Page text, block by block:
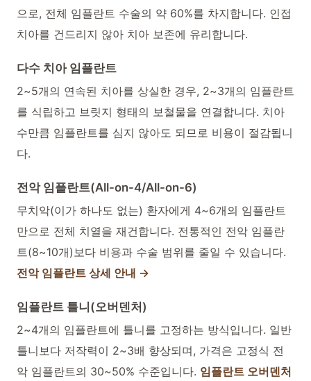
으로, 전체 임플란트 수술의 약 60%를 차지합니다. 인접
치아를 건드리지 않아 치아 보존에 유리합니다.
다수 치아 임플란트
2~5개의 연속된 치아를 상실한 경우, 2~3개의 임플란트
를 식립하고 브릿지 형태의 보철물을 연결합니다. 치아
수만큼 임플란트를 심지 않아도 되므로 비용이 절감됩니
다.
전악 임플란트(All-on-4/All-on-6)
무치악(이가 하나도 없는) 환자에게 4~6개의 임플란트
만으로 전체 치열을 재건합니다. 전통적인 전악 임플란
트(8~10개)보다 비용과 수술 범위를 줄일 수 있습니다.
전악 임플란트 상세 안내 →
임플란트 틀니(오버덴처)
2~4개의 임플란트에 틀니를 고정하는 방식입니다. 일반
틀니보다 저작력이 2~3배 향상되며, 가격은 고정식 전
악 임플란트의 30~50% 수준입니다. 임플란트 오버덴처